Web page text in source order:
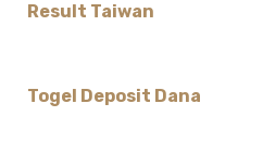
Result Taiwan
Togel Deposit Dana